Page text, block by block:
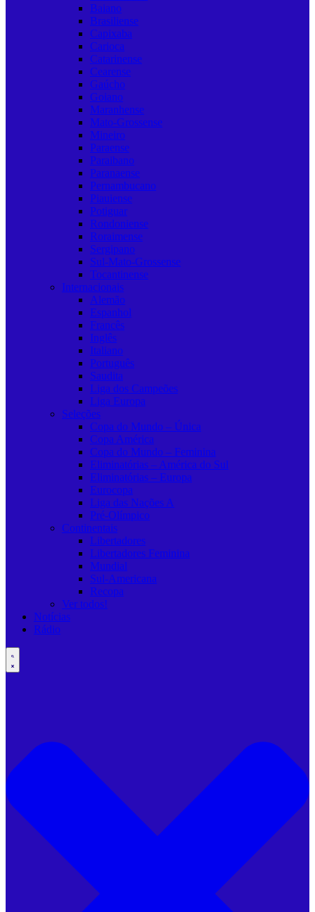
Baiano
Brasiliense
Capixaba
Carioca
Catarinense
Cearense
Gaúcho
Goiano
Maranhense
Mato-Grossense
Mineiro
Paraense
Paraibano
Paranaense
Pernambucano
Piauiense
Potiguar
Rondoniense
Roraimense
Sergipano
Sul-Mato-Grossense
Tocantinense
Internacionais
Alemão
Espanhol
Francês
Inglês
Italiano
Português
Saudita
Liga dos Campeões
Liga Europa
Seleções
Copa do Mundo – Única
Copa América
Copa do Mundo – Feminina
Eliminatórias – América do Sul
Eliminatórias – Europa
Eurocopa
Liga das Nações A
Pré-Olímpico
Continentais
Libertadores
Libertadores Feminina
Mundial
Sul-Americana
Recopa
Ver todos!
Notícias
Rádio